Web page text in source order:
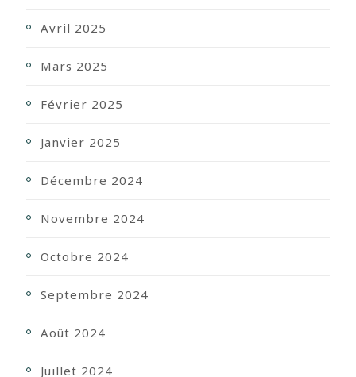
Avril 2025
Mars 2025
Février 2025
Janvier 2025
Décembre 2024
Novembre 2024
Octobre 2024
Septembre 2024
Août 2024
Juillet 2024